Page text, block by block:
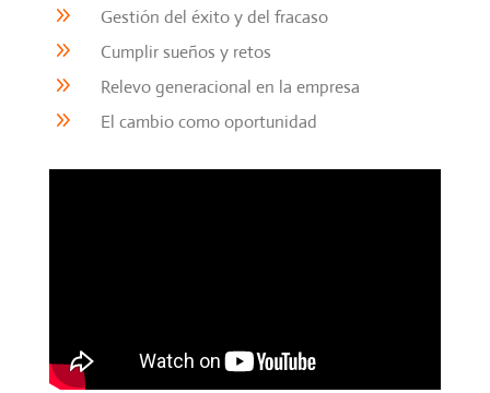
9 Gestión del éxito y del fracaso
9 Cumplir sueños y retos
9 Relevo generacional en la empresa
9 El cambio como oportunidad